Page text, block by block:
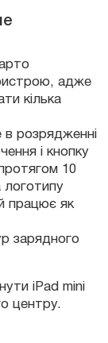
адже
кілька
розрядженні
і кнопку
10
логотипу
працює як
зарядного
iPad mini
центру.